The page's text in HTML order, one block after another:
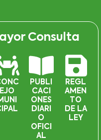
Consulta
EJO
PUBLI
CACI
ONES
DIARI
O
OFICI
AL
REGL
AMEN
TO
DE LA
LEY